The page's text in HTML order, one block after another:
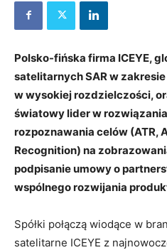
Polsko-fińska firma ICEYE,
satelitarnych SAR w
w wysokiej rozdzielczości,
światowy lider w
rozpoznawania celów (ATR,
Recognition) na
podpisanie umowy o
wspólnego rozwijania
Spółki połączą wiodące w
satelitarne ICEYE z